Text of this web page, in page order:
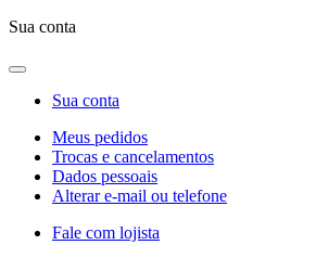
Sua conta
Sua conta
Meus pedidos
Trocas e cancelamentos
Dados pessoais
Alterar e-mail ou telefone
Fale com lojista